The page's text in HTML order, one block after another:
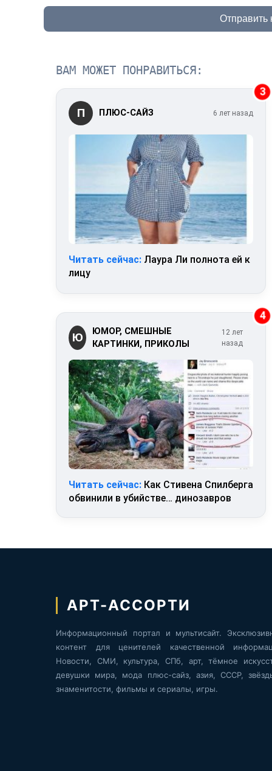
Отправить
ВАМ МОЖЕТ ПОНРАВИТЬСЯ:
3
П ПЛЮС-САЙЗ 6 лет назад
Читать сейчас: Лаура Ли полнота ей к
лицу
4
Ю
ЮМОР, СМЕШНЫЕ
КАРТИНКИ, ПРИКОЛЫ
12 лет
назад
Читать сейчас: Как Стивена Спилберга
обвинили в убийстве… динозавров
АРТ-АССОРТИ
Информационный портал и мультисайт.
контент для ценителей качественной
Новости, СМИ, культура, СПб, арт, тёмное
девушки мира, мода плюс-сайз, азия, СССР,
знаменитости, фильмы и сериалы, игры.